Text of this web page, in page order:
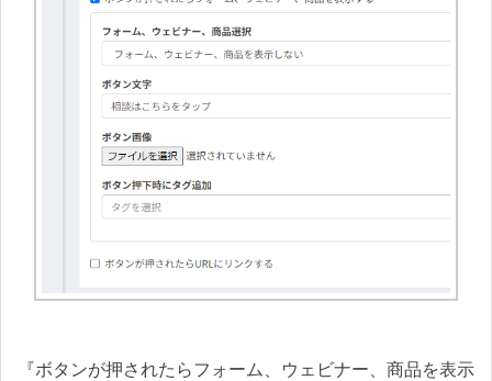
『ボタンが押されたらフォーム、ウェビナー、商品を表示